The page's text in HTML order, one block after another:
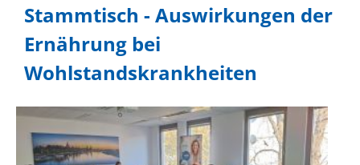
Stammtisch - Auswirkungen der
Ernährung bei
Wohlstandskrankheiten